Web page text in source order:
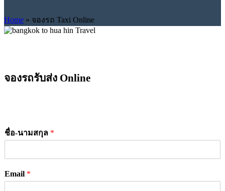
Home » จองรถ Taxi Online
จองรถรับส่ง Online
ชื่อ-นามสกุล *
Email *